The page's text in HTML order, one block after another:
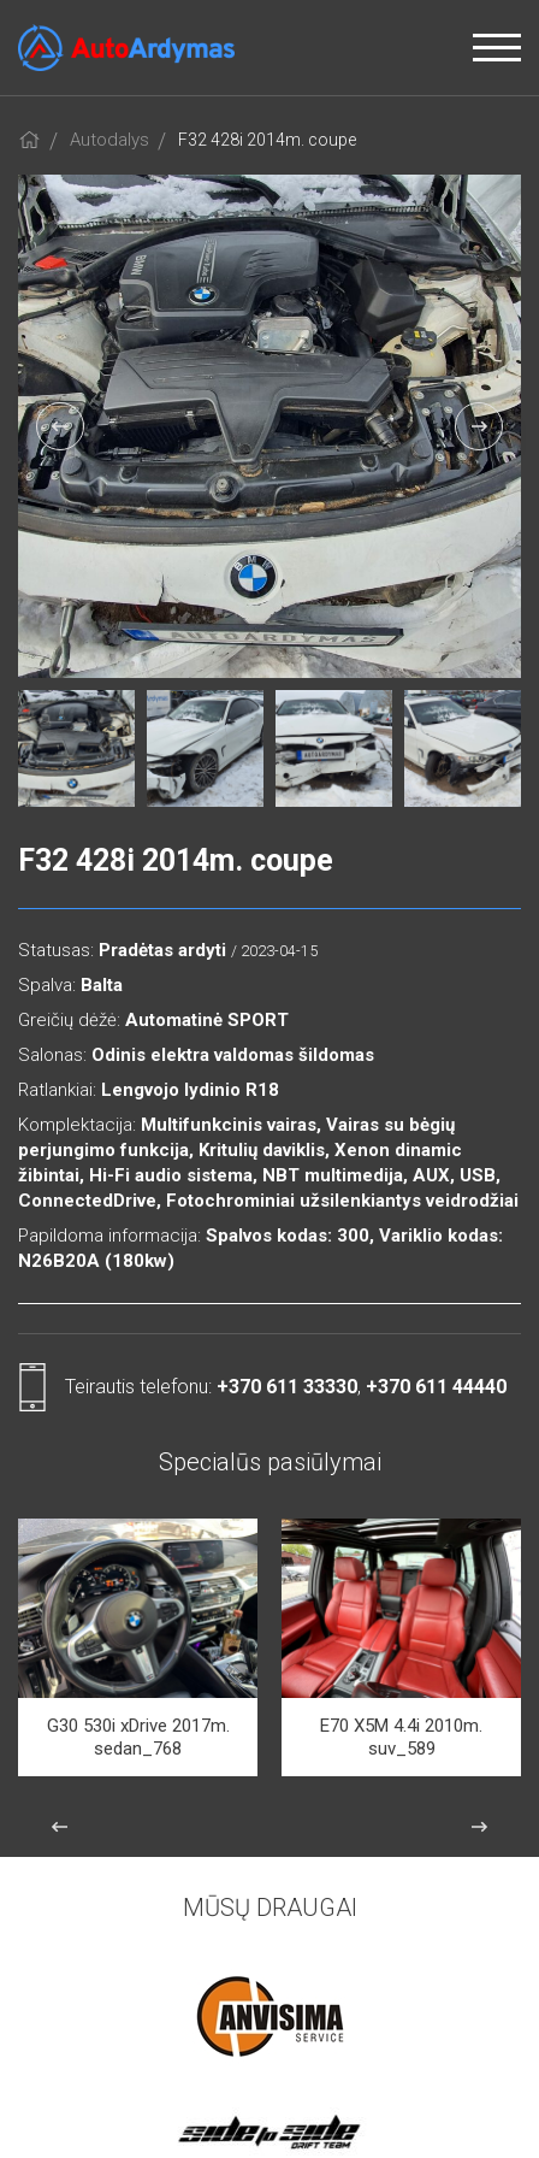
Autodalys F32 428i 2014m. coupe
F32 428i 2014m. coupe
Statusas: Pradėtas ardyti / 2023-04-15
Spalva: Balta
Greičių dėžė: Automatinė SPORT
Salonas: Odinis elektra valdomas šildomas
Ratlankiai: Lengvojo lydinio R18
Komplektacija: Multifunkcinis vairas, Vairas su bėgių
perjungimo funkcija, Kritulių daviklis, Xenon dinamic
žibintai, Hi-Fi audio sistema, NBT multimedija, AUX, USB,
ConnectedDrive, Fotochrominiai užsilenkiantys veidrodžiai
Papildoma informacija: Spalvos kodas: 300, Variklio kodas:
N26B20A (180kw)
Teirautis telefonu: +370 611 33330, +370 611 44440
Specialūs pasiūlymai
G30 530i xDrive 2017m.
sedan_768
E70 X5M 4.4i 2010m.
suv_589
MŪSŲ DRAUGAI